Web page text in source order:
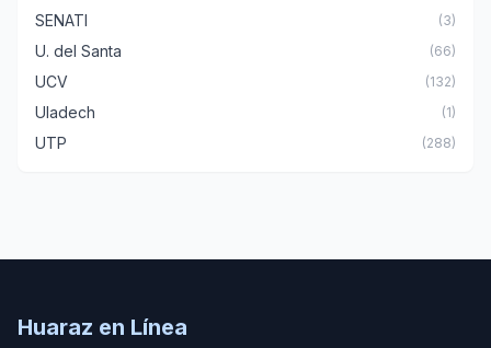
SENATI (3)
U. del Santa (66)
UCV (132)
Uladech (1)
UTP (288)
Huaraz en Línea